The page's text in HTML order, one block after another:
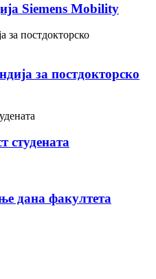
Siemens Mobility
за постдокторско
студената
дана факултета